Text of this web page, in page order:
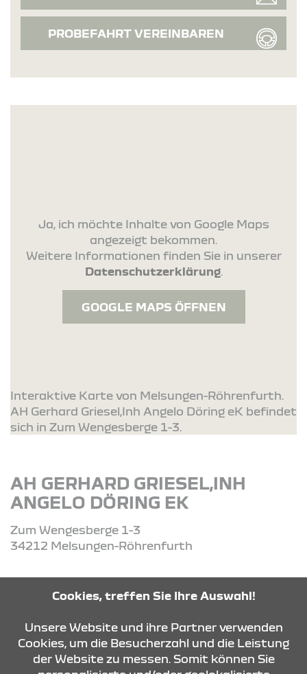
PROBEFAHRT VEREINBAREN
Ja, ich möchte Inhalte von Google Maps
angezeigt bekommen.
Weitere Informationen finden Sie in unserer
Datenschutzerklärung.
GOOGLE MAPS ÖFFNEN
Interaktive Karte von Melsungen-Röhrenfurth.
AH Gerhard Griesel,Inh Angelo Döring eK befindet
sich in Zum Wengesberge 1-3.
AH GERHARD GRIESEL,INH
ANGELO DÖRING EK
Zum Wengesberge 1-3
34212 Melsungen-Röhrenfurth
ROUTE PLANEN
Cookies, treffen Sie Ihre Auswahl!
Unsere Website und ihre Partner verwenden
Cookies, um die Besucherzahl und die Leistung
der Website zu messen. Somit können Sie